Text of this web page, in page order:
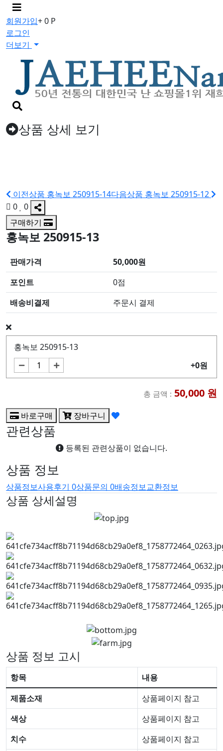
메
뉴
버
튼
회원가입+ 0 P
로그인
더보기
검
색
버
튼상품 상세 보기
이전상품 홍녹보 250915-14다음상품 홍녹보 250915-12
0 0
구매하기
홍녹보 250915-13
판매가격
50,000원
포인트
0점
배송비결제
주문시 결제
홍녹보 250915-13
+0원
총 금액 : 50,000 원
바로구매 장바구니
관련상품
등록된 관련상품이 없습니다.
상품 정보
상품정보사용후기 0상품문의 0배송정보교환정보
상품 상세설명
상품 정보 고시
항목
내용
제품소재
상품페이지 참고
색상
상품페이지 참고
치수
상품페이지 참고